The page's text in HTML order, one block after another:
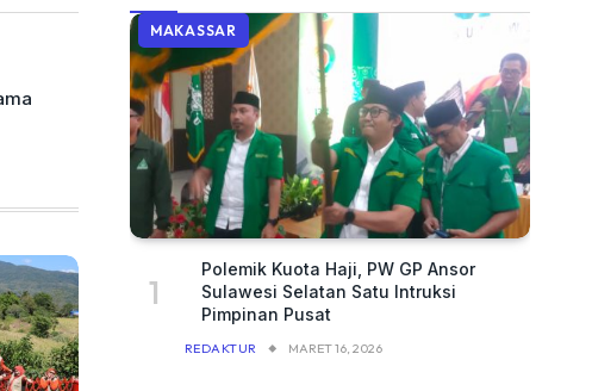
MAKASSAR
Polemik Kuota Haji, PW GP Ansor
Sulawesi Selatan Satu Intruksi
Pimpinan Pusat
REDAKTUR MARET 16, 2026